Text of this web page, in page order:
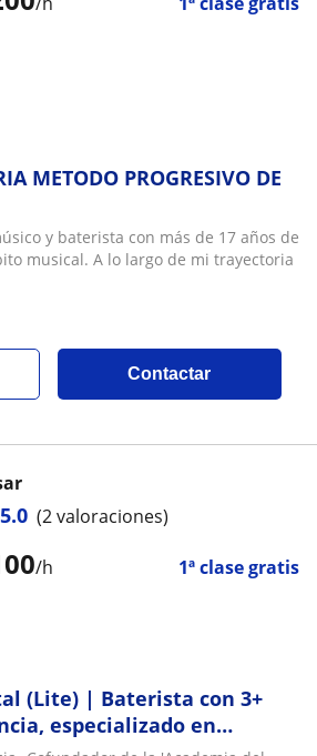
METODO PROGRESIVO DE
y baterista con más de 17 años de
musical. A lo largo de mi trayectoria
Contactar
/h 1ª clase gratis
5.0 (2 valoraciones)
(Lite) | Baterista con 3+
especializado en